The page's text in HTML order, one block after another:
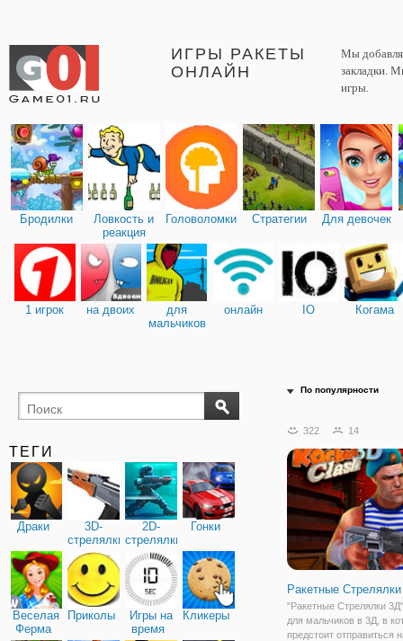
ИГРЫ РАКЕТЫ
ОНЛАЙН
Мы
закладки.
игры.
Бродилки
Ловкость и
реакция
Головоломки Стратегии Для девочек
1 игрок на двоих
для
мальчиков
онлайн IO Когама
ТЕГИ
Драки
3D-
стрелялки
2D-
стрелялки
Гонки
Веселая
Ферма
Приколы
Игры на
время
Кликеры
По популярности
322 14
Ракетные
"Ракетные Стрелялки
для мальчиков в 3Д, в
предстоит отправиться